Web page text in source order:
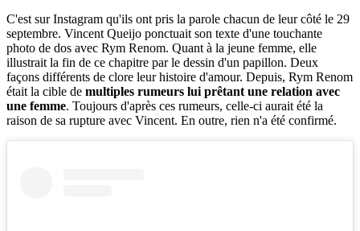
C'est sur Instagram qu'ils ont pris la parole chacun de leur côté le 29
septembre. Vincent Queijo ponctuait son texte d'une touchante
photo de dos avec Rym Renom. Quant à la jeune femme, elle
illustrait la fin de ce chapitre par le dessin d'un papillon. Deux
façons différents de clore leur histoire d'amour. Depuis, Rym Renom
était la cible de multiples rumeurs lui prêtant une relation avec
une femme. Toujours d'après ces rumeurs, celle-ci aurait été la
raison de sa rupture avec Vincent. En outre, rien n'a été confirmé.